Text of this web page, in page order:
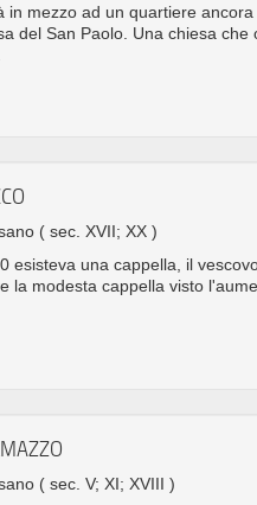
in mezzo ad un quartiere
del San Paolo. Una chiesa
( sec. XVII; XX )
esisteva una cappella, il
la modesta cappella visto
( sec. V; XI; XVIII )